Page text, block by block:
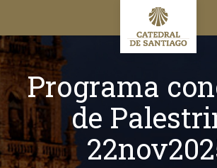
Toggle
navigation
Programa
de